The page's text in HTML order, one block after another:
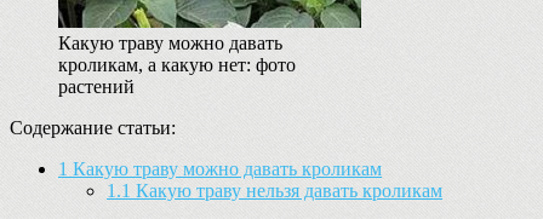
Какую траву можно давать
кроликам, а какую нет: фото
растений
Содержание статьи:
1 Какую траву можно давать кроликам
1.1 Какую траву нельзя давать кроликам